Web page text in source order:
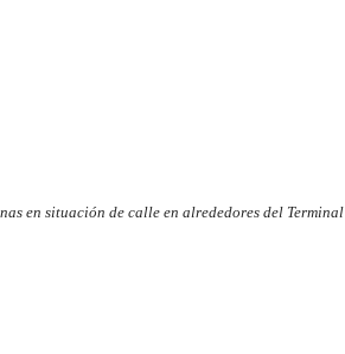
en situación de calle en alrededores del